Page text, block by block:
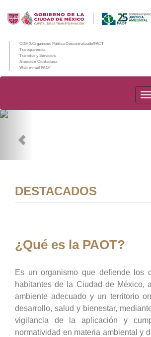
CDMX/Organismo Público Descentralizado/PAOT
Transparencia
Trámites y Servicios
Atención Ciudadana
Web e-mail PAOT
DESTACADOS
¿Qué es la PAOT?
Es un organismo que defiende los
habitantes de la Ciudad de México,
ambiente adecuado y un territorio
desarrollo, salud y bienestar,
vigilancia de la aplicación y
normatividad en materia ambiental y